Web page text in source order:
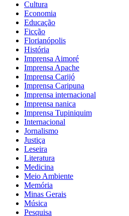
Cultura
Economia
Educação
Ficção
Florianópolis
História
Imprensa Aimoré
Imprensa Apache
Imprensa Carijó
Imprensa Caripuna
Imprensa internacional
Imprensa nanica
Imprensa Tupiniquim
Internacional
Jornalismo
Justiça
Leseira
Literatura
Medicina
Meio Ambiente
Memória
Minas Gerais
Música
Pesquisa